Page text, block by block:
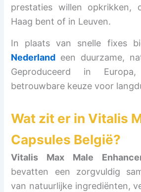
prestaties willen
Haag bent of in Leuven.
In plaats van snelle fixes
Nederland een duurzame,
Geproduceerd in
betrouwbare keuze voor
Wat zit er inVitalis
Capsules België?
Vitalis Max Male
bevatten een zorgvuldig
van natuurlijke ingrediënten,